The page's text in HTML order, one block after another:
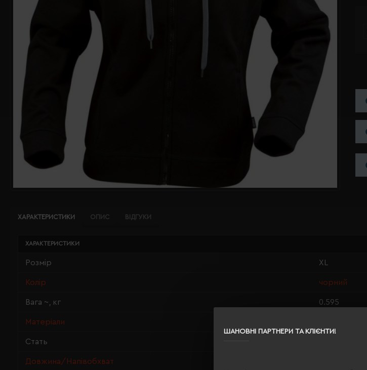
ШАНОВНІ ПАРТНЕРИ ТА КЛІЄНТИ!
ХАРАКТЕРИСТИКИ ОПИС ВІДГУКИ
ХАРАКТЕРИСТИКИ
Розмір XL
Колір чорний
Вага ~, кг 0.595
Матеріали
Стать
Довжина/Напівобхват